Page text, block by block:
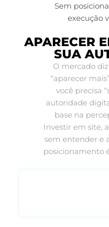
Sem
execução
APARECER
SUA
O mercado
“aparecer
você precisa
autoridade
base na
Investir em site,
sem entender e
posicionamento